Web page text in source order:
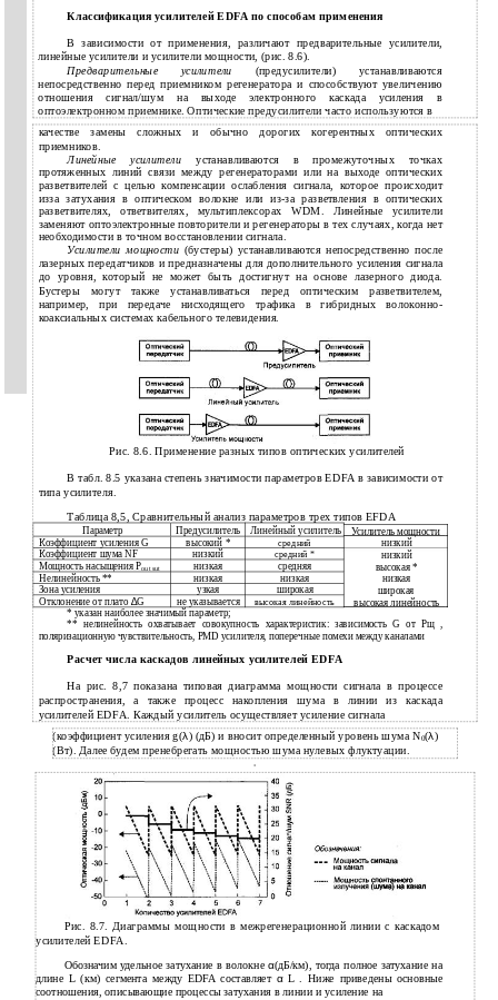
Классификация усилителей EDFA по способам применения
В зависимости от применения, различают предварительные усилители,
линейные усилители и усилители мощности, (рис. 8.6).
Предварительные усилители (предусилители) устанавливаются
непосредственно перед приемником регенератора и способствуют увеличению
отношения сигнал/шум на выходе электронного каскада усиления в
оптоэлектронном приемнике. Оптические предусилители часто используются в
качестве замены сложных и обычно дорогих когерентных оптических
приемников.
Линейные усилителиустанавливаются в промежуточных точках
протяженных линий связи между регенераторами или на выходе оптических
разветвителей с целью компенсации ослабления сигнала, которое происходит
изза затухания в оптическом волокне или из-за разветвления в оптических
разветвителях, ответвителях, мультиплексорах WDM. Линейные усилители
заменяют оптоэлектронные повторители и регенераторы в тех случаях, когда нет
необходимости в точном восстановлении сигнала.
Усилители мощности(бустеры) устанавливаются непосредственно после
лазерных передатчиков и предназначены для дополнительного усиления сигнала
до уровня, который не может быть достигнут на основе лазерного диода.
Бустеры могут также устанавливаться перед оптическим разветвителем,
например, при передаче нисходящего трафика в гибридных волоконно-
коаксиальных системах кабельного телевидения.
Рис. 8.6. Применение разных типов оптических усилителей
В табл. 8.5 указана степень значимости параметров EDFA в зависимости от
типа усилителя.
Таблица 8,5, Сравнительный анализ параметров трех типов EFDA
Параметр Предусилитель Линейный усилитель
Усилитель мощности
Коэффициент усиления G
высокий * средний низкий
Коэффициент шума NF низкий средний *
низкий
Мощность насыщения Рout sut низкая средняя
высокая *
Нелинейность **
низкая низкая
низкая
Зона усиления
узкая широкая
широкая
Отклонение от плато ∆G не указывается высокая линейность
высокая линейность
* указан наиболее значимый параметр;
**
нелинейность охватывает совокупность характеристик: зависимость G от Рщ ,
поляризационную чувствительность, PMD усилителя, поперечные помехи между каналами
Расчет числа каскадов линейных усилителей EDFA
На рис. 8,7 показана типовая диаграмма мощности сигнала в процессе
распространения, а также процесс накопления шума в линии из каскада
усилителей EDFA. Каждый усилитель осуществляет усиление сигнала
(коэффициент усиления g(λ) (дБ) и вносит определенный уровень шума N0(λ)
(Вт). Далее будем пренебрегать мощностью шума нулевых флуктуации.
Рис. 8.7. Диаграммы мощности в межрегенерационной линии с каскадом
усилителей EDFA.
Обозначим удельное затухание в волокнеα(дБ/км), тогда полное затухание на
длине L (км) сегмента между EDFA составляет αL . Ниже приведены основные
соотношения, описывающие процессы затухания в линии и усиление на